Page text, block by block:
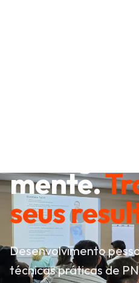
mente.
seus
Desenvolvimento
técnicas práticas de